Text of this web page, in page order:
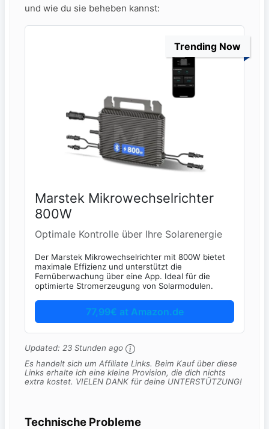
‌und‍ wie ‍du sie beheben ⁢kannst:
Trending Now
Marstek Mikrowechselrichter
800W
Optimale Kontrolle über Ihre Solarenergie
Der Marstek Mikrowechselrichter mit 800W bietet
maximale Effizienz und unterstützt die
Fernüberwachung über eine App. Ideal für die
optimierte Stromerzeugung von Solarmodulen.
77,99€ at Amazon.de
Updated: 23 Stunden ago
Es handelt sich um Affiliate Links. Beim Kauf über diese
Links erhalte ich eine kleine Provision, die dich nichts
extra kostet. VIELEN DANK für deine UNTERSTÜTZUNG!
Technische Probleme